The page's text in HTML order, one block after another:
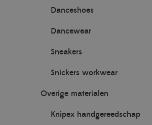
Danceshoes
Dancewear
Sneakers
Snickers workwear
Overige materialen
Knipex handgereedschap